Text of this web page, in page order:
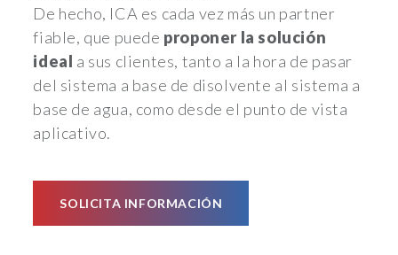
De hecho, ICA es cada vez más un partner
fiable, que puede proponer la solución
ideal a sus clientes, tanto a la hora de pasar
del sistema a base de disolvente al sistema a
base de agua, como desde el punto de vista
aplicativo.
SOLICITA INFORMACIÓN